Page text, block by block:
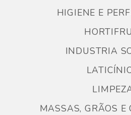
HIGIENE E
INDUSTRIA
MASSAS, GRÃOS E